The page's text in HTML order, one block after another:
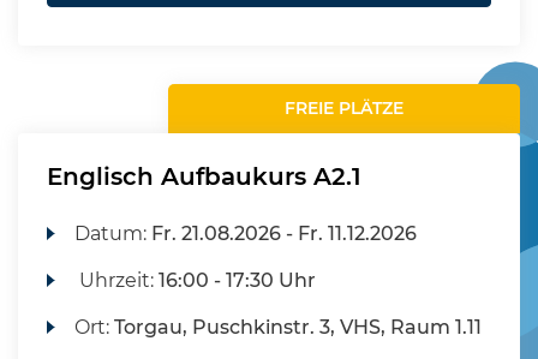
FREIE PLÄTZE
Englisch Aufbaukurs A2.1
Datum: Fr. 21.08.2026 - Fr. 11.12.2026
Uhrzeit:16:00 - 17:30 Uhr
Ort:Torgau, Puschkinstr. 3, VHS, Raum 1.11